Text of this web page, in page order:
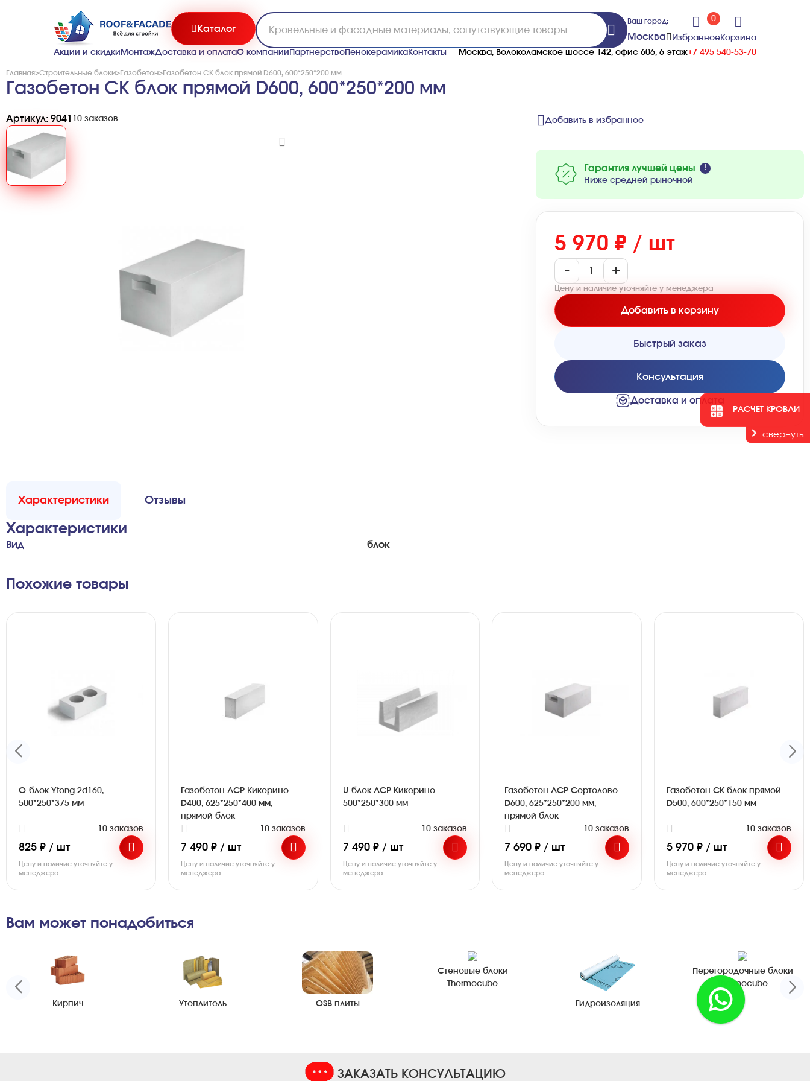
РАСЧЕТ КРОВЛИ
свернуть
Каталог
Ваш город:
Москва
0
ИзбранноеКорзина
Акции и скидки МонтажДоставка и оплатаО компании ПартнерствоПенокерамикаКонтакты Москва, Волоколамское шоссе 142, офис 606, 6 этаж+7 495 540-53-70
Главная>Строительные блоки>Газобетон>Газобетон СК блок прямой D600, 600*250*200 мм
Газобетон СК блок прямой D600, 600*250*200 мм
Артикул: 9041 10 заказов Добавить в избранное
Гарантия лучшей цены
Ниже средней рыночной
5 970 ₽ / шт
- +
Цену и наличие уточняйте у менеджера
Добавить в корзину
Быстрый заказ
Консультация
Доставка и оплата
Характеристики Отзывы
Характеристики
Вид блок
Похожие товары
О-блок Ytong 2d160,
500*250*375 мм
10 заказов
825 ₽ / шт
Цену и наличие уточняйте у
менеджера
Газобетон ЛСР Кикерино
D400, 625*250*400 мм,
прямой блок
10 заказов
7 490 ₽ / шт
Цену и наличие уточняйте у
менеджера
U-блок ЛСР Кикерино
500*250*300 мм
10 заказов
7 490 ₽ / шт
Цену и наличие уточняйте у
менеджера
Газобетон ЛСР Сертолово
D600, 625*250*200 мм,
прямой блок
10 заказов
7 690 ₽ / шт
Цену и наличие уточняйте у
менеджера
Газобетон СК блок прямой
D500, 600*250*150 мм
10 заказов
5 970 ₽ / шт
Цену и наличие уточняйте у
менеджера
Вам может понадобиться
Кирпич Утеплитель OSB плиты
Стеновые блоки
Thermocube
Гидроизоляция
Перегородочные блоки
Thermocube
ЗАКАЗАТЬ КОНСУЛЬТАЦИЮ